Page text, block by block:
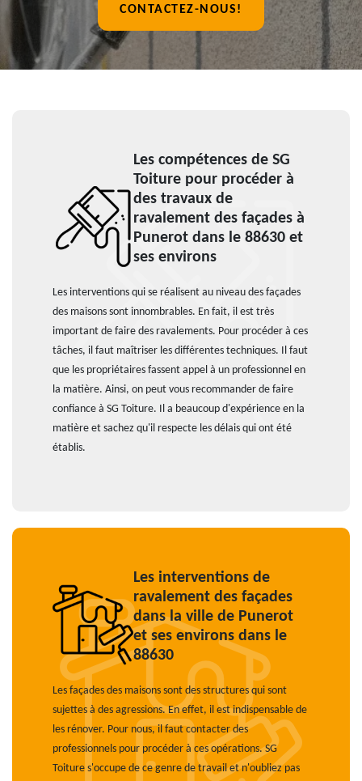
CONTACTEZ-NOUS!
Les compétences de SG
Toiture pour procéder à
des travaux de
ravalement des façades à
Punerot dans le 88630 et
ses environs
Les interventions qui se réalisent au niveau des façades
des maisons sont innombrables. En fait, il est très
important de faire des ravalements. Pour procéder à ces
tâches, il faut maîtriser les différentes techniques. Il faut
que les propriétaires fassent appel à un professionnel en
la matière. Ainsi, on peut vous recommander de faire
confiance à SG Toiture. Il a beaucoup d'expérience en la
matière et sachez qu'il respecte les délais qui ont été
établis.
Les interventions de
ravalement des façades
dans la ville de Punerot
et ses environs dans le
88630
Les façades des maisons sont des structures qui sont
sujettes à des agressions. En effet, il est indispensable de
les rénover. Pour nous, il faut contacter des
professionnels pour procéder à ces opérations. SG
Toiture s'occupe de ce genre de travail et n'oubliez pas